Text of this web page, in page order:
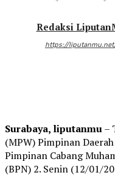
Redaksi
https://
Surabaya, liputanmu–
(MPW) Pimpinan
Pimpinan Cabang
(BPN) 2. Senin (12/01/